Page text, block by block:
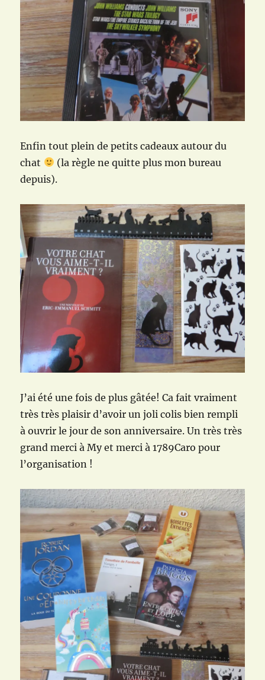
Enfin tout plein de petits cadeaux autour du
chat
(la règle ne quitte plus mon bureau
depuis).
J’ai été une fois de plus gâtée! Ca fait vraiment
très très plaisir d’avoir un joli colis bien rempli
à ouvrir le jour de son anniversaire. Un très très
grand merci à My et merci à 1789Caro pour
l’organisation !